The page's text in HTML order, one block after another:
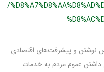
/
و پیشرفت‌های اقتصادی
عموم مردم به خدمات